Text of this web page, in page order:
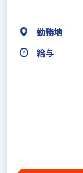
勤務地
給与